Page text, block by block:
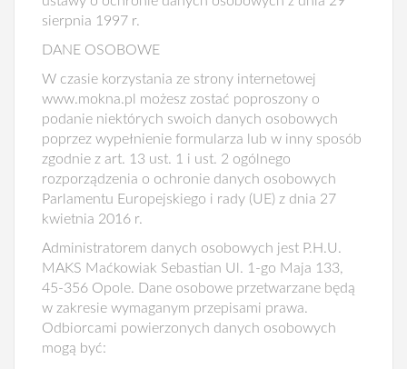
sierpnia 1997 r.
DANE OSOBOWE
W czasie korzystania ze strony internetowej
www.mokna.pl możesz zostać poproszony o
podanie niektórych swoich danych osobowych
poprzez wypełnienie formularza lub w inny sposób
zgodnie z art. 13 ust. 1 i ust. 2 ogólnego
rozporządzenia o ochronie danych osobowych
Parlamentu Europejskiego i rady (UE) z dnia 27
kwietnia 2016 r.
Administratorem danych osobowych jest P.H.U.
MAKS Maćkowiak Sebastian Ul. 1-go Maja 133,
45-356 Opole. Dane osobowe przetwarzane będą
w zakresie wymaganym przepisami prawa.
Odbiorcami powierzonych danych osobowych
mogą być: